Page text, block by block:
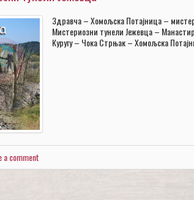
Здравча – Хомољска Потајница –
Мистериозни тунели Јежевца –
Куругу – Чока Стрњак – Хомољска
a comment